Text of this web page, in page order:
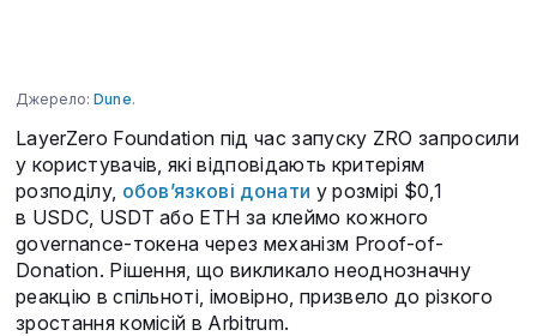
Джерело: Dune.
LayerZero Foundation під час запуску ZRO запросили
у користувачів, які відповідають критеріям
розподілу, обов’язкові донати у розмірі $0,1
в USDC, USDT або ETH за клеймо кожного
governance-токена через механізм Proof-of-
Donation. Рішення, що викликало неоднозначну
реакцію в спільноті, імовірно, призвело до різкого
зростання комісій в Arbitrum.